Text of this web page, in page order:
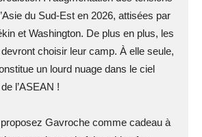
du Sud-Est en 2026, attisées par
et Washington. De plus en plus, les
choisir leur camp. À elle seule,
un lourd nuage dans le ciel
l’ASEAN !
Gavroche comme cadeau à